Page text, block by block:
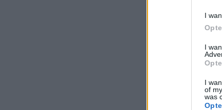
I
I
I
of
was